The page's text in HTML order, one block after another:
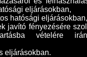
eljárásokban,
hatósági eljárásokban,
javító fényezésére
vételére
eljárásokban.